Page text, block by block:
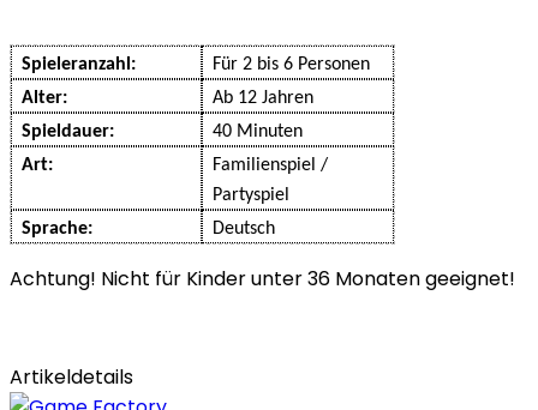
Spieleranzahl:
Für 2 bis 6 Personen
Alter:
Ab 12 Jahren
Spieldauer:
40 Minuten
Art:
Familienspiel /
Partyspiel
Sprache:
Deutsch
Achtung! Nicht für Kinder unter 36 Monaten geeignet!
Artikeldetails